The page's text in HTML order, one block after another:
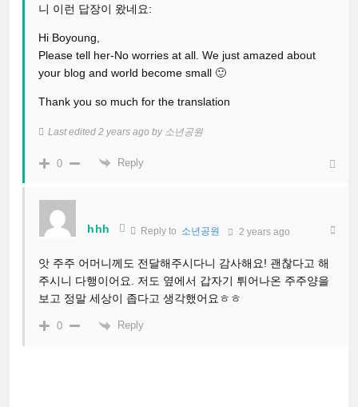
니 이런 답장이 왔네요:
Hi Boyoung,
Please tell her-No worries at all. We just amazed about
your blog and world become small 🙂
Thank you so much for the translation
Last edited 2 years ago by 소년공원
0 Reply
hhh Reply to 소년공원 2 years ago
앗 주주 어머니께도 전달해주시다니 감사해요! 괜찮다고 해
주시니 다행이어요. 저도 옆에서 갑자기 튀어나온 주주양을
보고 정말 세상이 좁다고 생각했어요ㅎㅎ
0 Reply